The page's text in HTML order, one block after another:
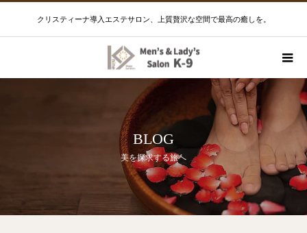
クリスティーナ導入エステサロン、上質贅沢な空間で最高の癒しを。
BLOG
美を探求する旅へ